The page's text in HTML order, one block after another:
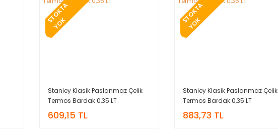
S
T
O
K
T
A
Y
O
K
Stanley Klasik Paslanmaz Çelik
Termos Bardak 0,35 LT
609,15 TL
S
T
O
K
T
A
Y
O
K
Stanley Klasik Paslanmaz Çelik
Termos Bardak 0,35 LT
883,73 TL